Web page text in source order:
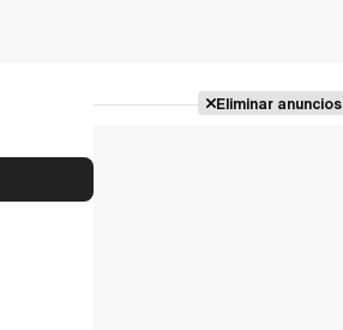
Eliminar anuncios